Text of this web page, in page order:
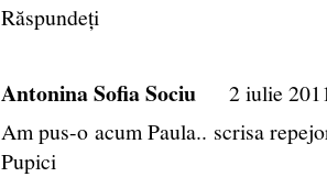
Răspundeți
Antonina Sofia Sociu
2 iulie
Am pus-o acum Paula.. scrisa
Pupici